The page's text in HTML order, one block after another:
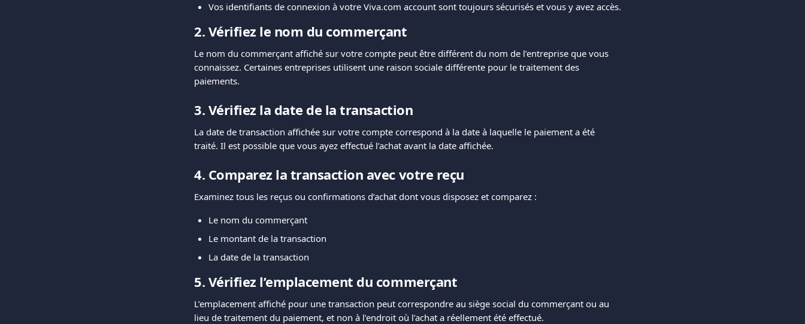
Vos identifiants de connexion à votre Viva.com account sont toujours sécurisés et vous y avez accès.
2. Vérifiez le nom du commerçant
Le nom du commerçant affiché sur votre compte peut être différent du nom de l’entreprise que vous
connaissez. Certaines entreprises utilisent une raison sociale différente pour le traitement des
paiements.
3. Vérifiez la date de la transaction
La date de transaction affichée sur votre compte correspond à la date à laquelle le paiement a été
traité. Il est possible que vous ayez effectué l’achat avant la date affichée.
4. Comparez la transaction avec votre reçu
Examinez tous les reçus ou confirmations d’achat dont vous disposez et comparez :
Le nom du commerçant
Le montant de la transaction
La date de la transaction
5. Vérifiez l’emplacement du commerçant
L’emplacement affiché pour une transaction peut correspondre au siège social du commerçant ou au
lieu de traitement du paiement, et non à l’endroit où l’achat a réellement été effectué.